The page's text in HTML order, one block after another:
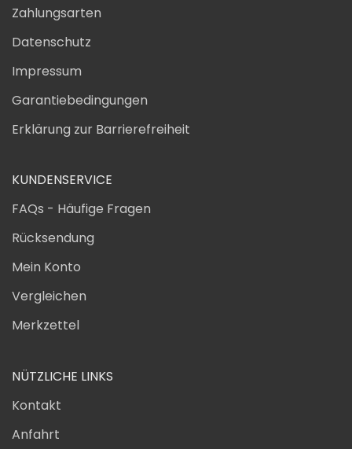
Zahlungsarten
Datenschutz
Impressum
Garantiebedingungen
Erklärung zur Barrierefreiheit
KUNDENSERVICE
FAQs - Häufige Fragen
Rücksendung
Mein Konto
Vergleichen
Merkzettel
NÜTZLICHE LINKS
Kontakt
Anfahrt